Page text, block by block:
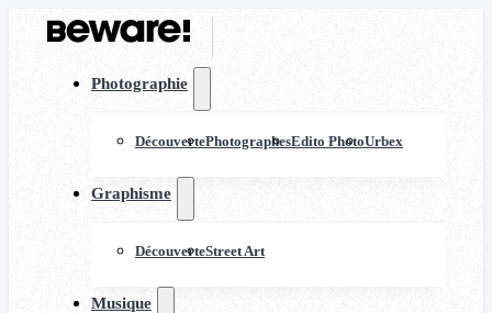
Photographie
DécouvertePhotographesEdito PhotoUrbex
Graphisme
DécouverteStreet Art
Musique